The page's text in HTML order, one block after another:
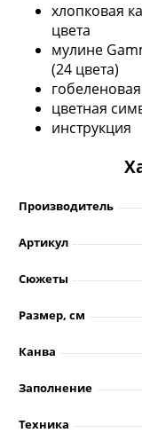
хлопковая
цвета
мулине
(24 цвета)
цветная
инструкция
Производитель
Артикул
Сюжеты
Размер, см
Канва
Заполнение
Техника